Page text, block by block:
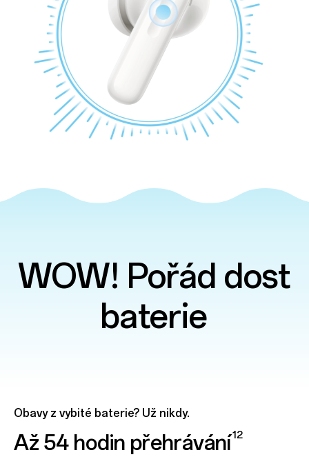
WOW! Pořád dost
baterie
Obavy z vybité baterie? Už nikdy.
Až 54 hodin přehrávání12